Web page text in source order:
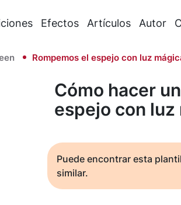
Efectos Artículos Autor
Rompemos el espejo con luz
Cómo hacer
espejo con luz
Puede encontrar esta
similar.